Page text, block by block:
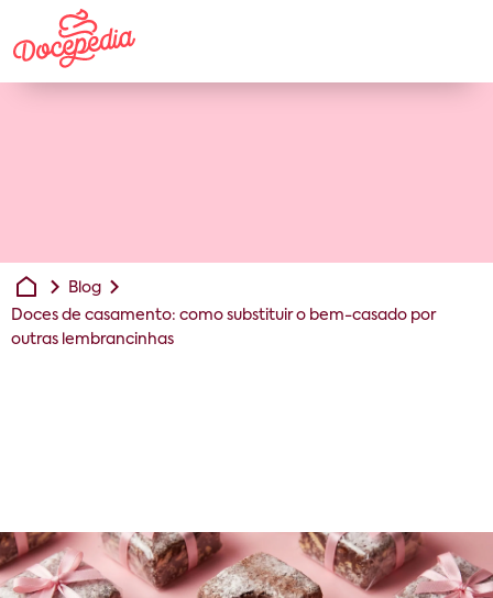
Blog
Doces de casamento: como substituir o bem-casado por
outras lembrancinhas